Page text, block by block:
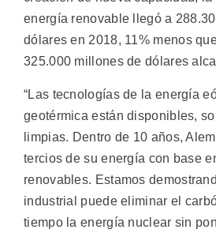
energía renovable llegó a
dólares en 2018, 11% menos
325.000 millones de dólares
“Las tecnologías de la energía
geotérmica están disponibles,
limpias. Dentro de 10 años,
tercios de su energía con base
renovables. Estamos
industrial puede eliminar el
tiempo la energía nuclear sin